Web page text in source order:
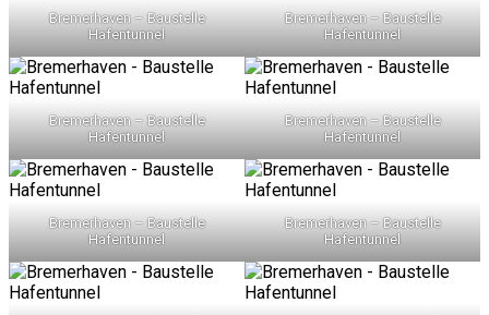
Bremerhaven – Baustelle
Hafentunnel
Bremerhaven – Baustelle
Hafentunnel
Bremerhaven – Baustelle
Hafentunnel
Bremerhaven – Baustelle
Hafentunnel
Bremerhaven – Baustelle
Hafentunnel
Bremerhaven – Baustelle
Hafentunnel